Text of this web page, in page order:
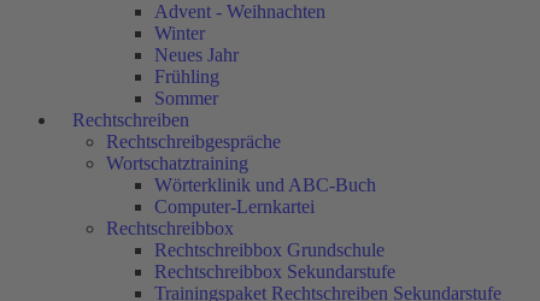
Advent - Weihnachten
Winter
Neues Jahr
Frühling
Sommer
Rechtschreiben
Rechtschreibgespräche
Wortschatztraining
Wörterklinik und ABC-Buch
Computer-Lernkartei
Rechtschreibbox
Rechtschreibbox Grundschule
Rechtschreibbox Sekundarstufe
Trainingspaket Rechtschreiben Sekundarstufe